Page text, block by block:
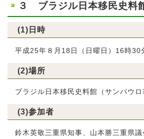
３ ブラジル日本移民史料
(1)日時
平成25年８月18日（日曜日）16時30
(2)場所
ブラジル日本移民史料館（サンパウロ
(3)参加者
鈴木英敬三重県知事、山本勝三重県議